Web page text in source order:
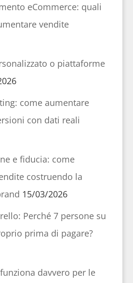
eCommerce: quali
vendite
o piattaforme
come aumentare
con dati reali
e fiducia: come
costruendo la
15/03/2026
Perché 7 persone su
prima di pagare?
davvero per le